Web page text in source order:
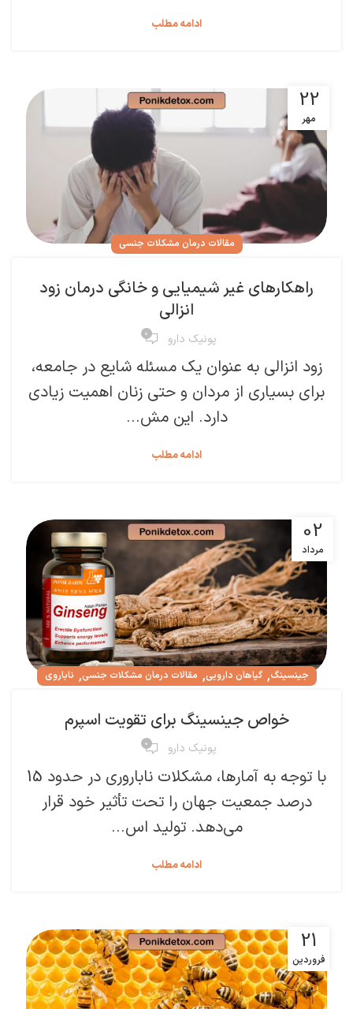
ادامه مطلب
22
مهر
مقالات درمان مشکلات جنسی
راهکارهای غیر شیمیایی و خانگی درمان زود
انزالی
پونیک دارو ۰
زود انزالی به عنوان یک مسئله شایع در جامعه،
برای بسیاری از مردان و حتی زنان اهمیت زیادی
دارد. این مش...
ادامه مطلب
02
مرداد
جینسینگ,گیاهان دارویی, مقالات درمان مشکلات جنسی, ناباروی
خواص جینسینگ برای تقویت اسپرم
پونیک دارو ۰
با توجه به آمارها، مشکلات ناباروری در حدود 15
درصد جمعیت جهان را تحت تأثیر خود قرار
می‌دهد. تولید اس...
ادامه مطلب
21
فروردین